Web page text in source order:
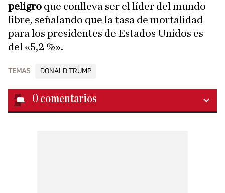
peligro que conlleva ser el líder del mundo
libre, señalando que la tasa de mortalidad
para los presidentes de Estados Unidos es
del «5,2 %».
TEMAS DONALD TRUMP
0 comentarios